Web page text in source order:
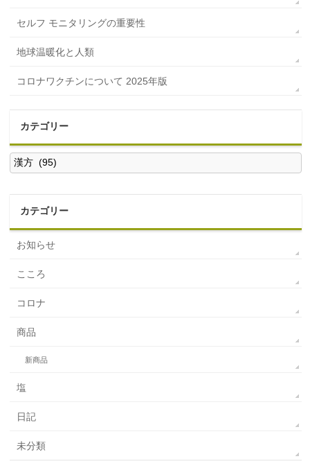
セルフ モニタリングの重要性
地球温暖化と人類
コロナワクチンについて 2025年版
カテゴリー
カ
テ
ゴ
カテゴリー
お知らせ
こころ
コロナ
商品
新商品
塩
日記
未分類